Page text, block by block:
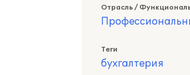
Отрасль /
Теги
бухгалтерия